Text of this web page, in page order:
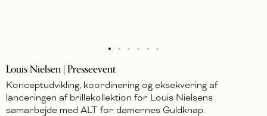
Louis Nielsen | Presseevent
Konceptudvikling, koordinering og eksekvering af
lanceringen af brillekollektion for Louis Nielsens
samarbejde med ALT for damernes Guldknap.